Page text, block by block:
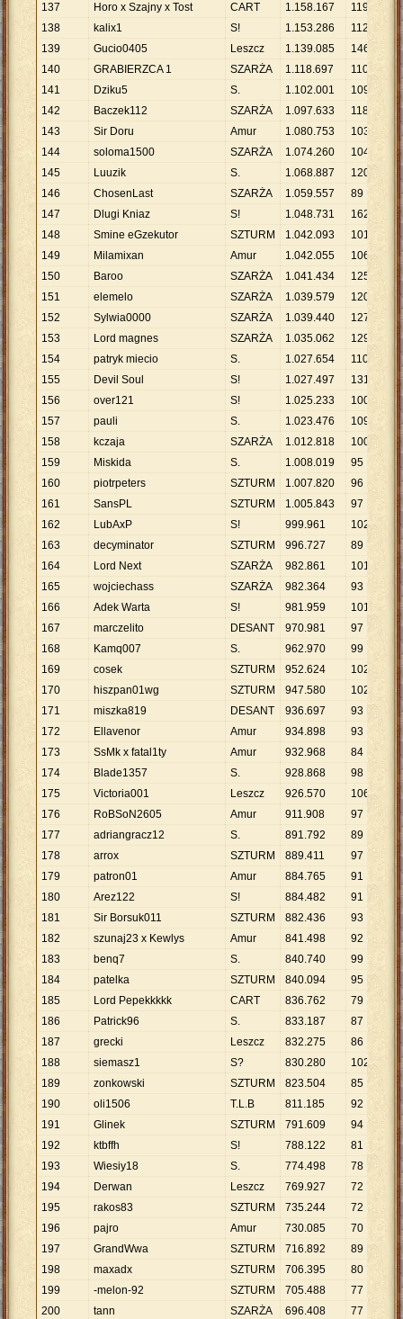
137
Horo x Szajny x Tost CART 1.158.167 119
.
138
kalix1 S! 1.153.286 112
139
Gucio0405 Leszcz 1.139.085 146 7.
140
GRABIERZCA 1 SZARŻA 1.118.697 110
141
Dziku5 S. 1.102.001 109
142
Baczek112 SZARŻA 1.097.633 118 9.
143
Sir Doru Amur 1.080.753 103
144
soloma1500 SZARŻA 1.074.260 104
145
Luuzik S. 1.068.887 120 8
146
ChosenLast SZARŻA 1.059.557 89
147
Dlugi Kniaz S! 1.048.731 162 6.
148
Smine eGzekutor SZTURM 1.042.093 101
149
Milamixan Amur 1.042.055 106 9.
150
Baroo SZARŻA 1.041.434 125 8.
151
elemelo SZARŻA 1.039.579 120
.
152
Sylwia0000 SZARŻA 1.039.440 127 8.
153
Lord magnes SZARŻA 1.035.062 129 8.
154
patryk miecio S. 1.027.654 110
.
155
Devil Soul S! 1.027.497 131 7.
156
over121 S! 1.025.233 100
157
pauli S. 1.023.476 109
.
158
kczaja SZARŻA 1.012.818 100
159
Miskida S. 1.008.019 95
160
piotrpeters SZTURM 1.007.820 96
161
SansPL SZTURM 1.005.843 97
162
LubAxP S! 999.961 102
.
163
decyminator SZTURM 996.727 89
164
Lord Next SZARŻA 982.861 101 9.
165
wojciechass SZARŻA 982.364 93
166
Adek Warta S! 981.959 101 9 .
167
marczelito DESANT 970.981 97
168
Kamq007 S. 962.970 99
169
cosek SZTURM 952.624 102 9.
170
hiszpan01wg SZTURM 947.580 102 9
171
miszka819 DESANT 936.697 93
172
Ellavenor Amur 934.898 93
173
SsMk x fatal1ty Amur 932.968 84
174
Blade1357 S. 928.868 98 9.
175
Victoria001 Leszcz 926.570 106
.
176
RoBSoN2605 Amur 911.908 97
.
177
adriangracz12 S. 891.792 89
178
arrox SZTURM 889.411 97 9.
179
patron01 Amur 884.765 91
.
180
Arez122 S! 884.482 91 9 .
181
Sir Borsuk011 SZTURM 882.436 93 9.
182
szunaj23 x Kewlys Amur 841.498 92
.
183
benq7 S. 840.740 99 8.
184
patelka SZTURM 840.094 95 8
185
Lord Pepekkkkk CART 836.762 79
186
Patrick96 S. 833.187 87 9.
187
grecki Leszcz 832.275 86
.
188
siemasz1 S? 830.280 102 8.
189
zonkowski SZTURM 823.504 85 9.
190
oli1506 T.L.B 811.185 92
.
191
Glinek SZTURM 791.609 94
.
192
ktbffh S! 788.122 81 9.
193
Wiesiy18 S. 774.498 78
194
Derwan Leszcz 769.927 72
195
rakos83 SZTURM 735.244 72
196
pajro Amur 730.085 70
197
GrandWwa SZTURM 716.892 89 8
198
maxadx SZTURM 706.395 80
199
-melon-92 SZTURM 705.488 77
.
200
tann SZARŻA 696.408 77 9.